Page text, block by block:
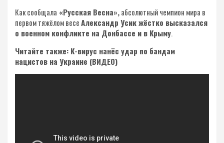
Как сообщала «Русская Весна»,абсолютный чемпион мира в
первом тяжёлом весеАлександр Усик жёстко высказался
о военном конфликте на Донбассе и в Крыму.
Читайте также: К-вирус нанёс удар по бандам
нацистов на Украине (ВИДЕО)